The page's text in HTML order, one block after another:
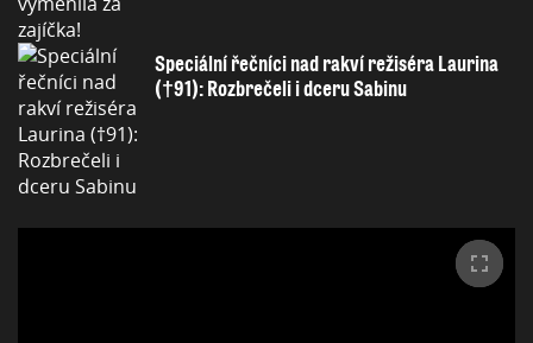
Speciální řečníci nad rakví režiséra Laurina
(†91): Rozbrečeli i dceru Sabinu